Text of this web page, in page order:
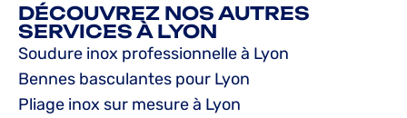
DÉCOUVREZ NOS AUTRES
SERVICES À LYON
Soudure inox professionnelle à Lyon
Bennes basculantes pour Lyon
Pliage inox sur mesure à Lyon